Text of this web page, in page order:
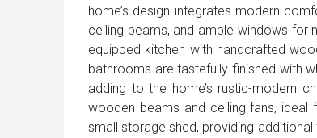
home’s design integrates modern
ceiling beams, and ample windows for
equipped kitchen with handcrafted
bathrooms are tastefully finished with
adding to the home’s rustic-modern
wooden beams and ceiling fans, ideal
small storage shed, providing